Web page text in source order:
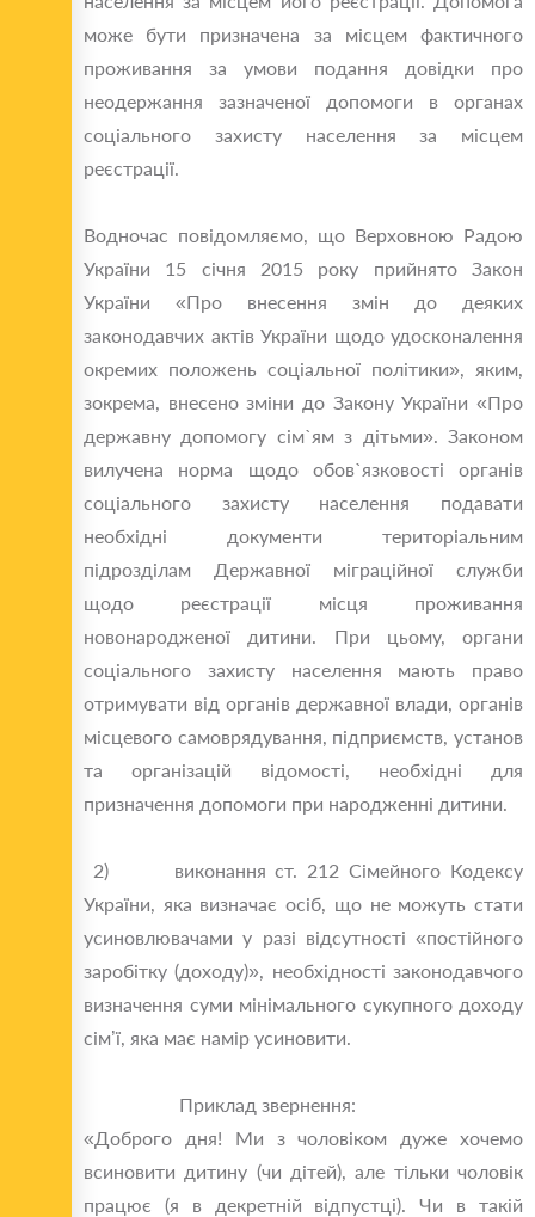
може бути призначена за місцем фактичного
проживання за умови подання довідки про
неодержання зазначеної допомоги в органах
соціального захисту населення за місцем
реєстрації.
Водночас повідомляємо, що Верховною Радою
України 15 січня 2015 року прийнято Закон
України «Про внесення змін до деяких
законодавчих актів України щодо удосконалення
окремих положень соціальної політики», яким,
зокрема, внесено зміни до Закону України «Про
державну допомогу сім`ям з дітьми». Законом
вилучена норма щодо обов`язковості органів
соціального захисту населення подавати
необхідні документи територіальним
підрозділам Державної міграційної служби
щодо реєстрації місця проживання
новонародженої дитини. При цьому, органи
соціального захисту населення мають право
отримувати від органів державної влади, органів
місцевого самоврядування, підприємств, установ
та організацій відомості, необхідні для
призначення допомоги при народженні дитини.
2) виконання ст. 212 Сімейного Кодексу
України, яка визначає осіб, що не можуть стати
усиновлювачами у разі відсутності «постійного
заробітку (доходу)», необхідності законодавчого
визначення суми мінімального сукупного доходу
сім’ї, яка має намір усиновити.
Приклад звернення:
«Доброго дня! Ми з чоловіком дуже хочемо
всиновити дитину (чи дітей), але тільки чоловік
працює (я в декретній відпустці). Чи в такій